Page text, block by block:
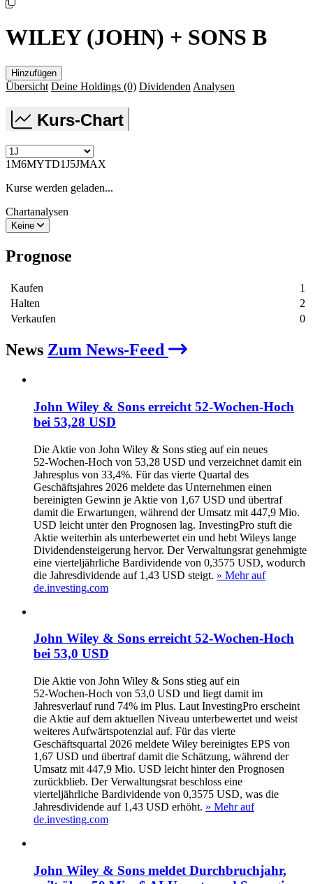
WILEY (JOHN) + SONS B
Hinzufügen
Übersicht Deine Holdings (0) Dividenden Analysen
Kurs-Chart
1M6MYTD1J5JMAX
Kurse werden geladen...
Chartanalysen
Keine
Prognose
Kaufen
1
Halten
2
Verkaufen
0
News Zum News-Feed
John Wiley & Sons erreicht 52‑Wochen‑Hoch
bei 53,28 USD
Die Aktie von John Wiley & Sons stieg auf ein neues
52‑Wochen‑Hoch von 53,28 USD und verzeichnet damit ein
Jahresplus von 33,4%. Für das vierte Quartal des
Geschäftsjahres 2026 meldete das Unternehmen einen
bereinigten Gewinn je Aktie von 1,67 USD und übertraf
damit die Erwartungen, während der Umsatz mit 447,9 Mio.
USD leicht unter den Prognosen lag. InvestingPro stuft die
Aktie weiterhin als unterbewertet ein und hebt Wileys lange
Dividendensteigerung hervor. Der Verwaltungsrat genehmigte
eine vierteljährliche Bardividende von 0,3575 USD, wodurch
die Jahresdividende auf 1,43 USD steigt. » Mehr auf
de.investing.com
John Wiley & Sons erreicht 52‑Wochen‑Hoch
bei 53,0 USD
Die Aktie von John Wiley & Sons stieg auf ein
52‑Wochen‑Hoch von 53,0 USD und liegt damit im
Jahresverlauf rund 74% im Plus. Laut InvestingPro erscheint
die Aktie auf dem aktuellen Niveau unterbewertet und weist
weiteres Aufwärtspotenzial auf. Für das vierte
Geschäftsquartal 2026 meldete Wiley bereinigtes EPS von
1,67 USD und übertraf damit die Schätzung, während der
Umsatz mit 447,9 Mio. USD leicht hinter den Prognosen
zurückblieb. Der Verwaltungsrat beschloss eine
vierteljährliche Bardividende von 0,3575 USD, was die
Jahresdividende auf 1,43 USD erhöht. » Mehr auf
de.investing.com
John Wiley & Sons meldet Durchbruchjahr,